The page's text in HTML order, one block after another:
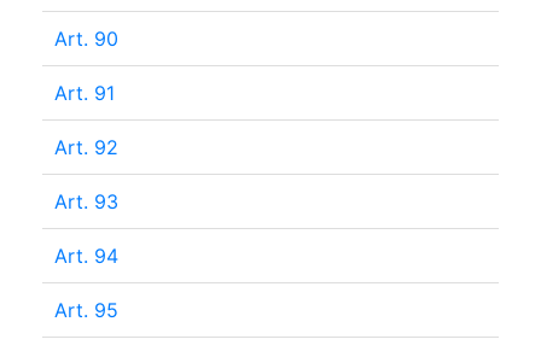
Art. 90
Art. 91
Art. 92
Art. 93
Art. 94
Art. 95